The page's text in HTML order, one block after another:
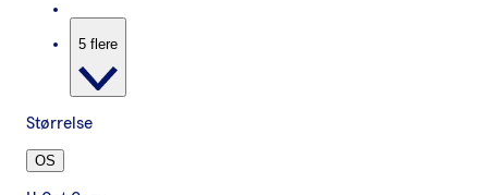
5 flere
Størrelse
OS